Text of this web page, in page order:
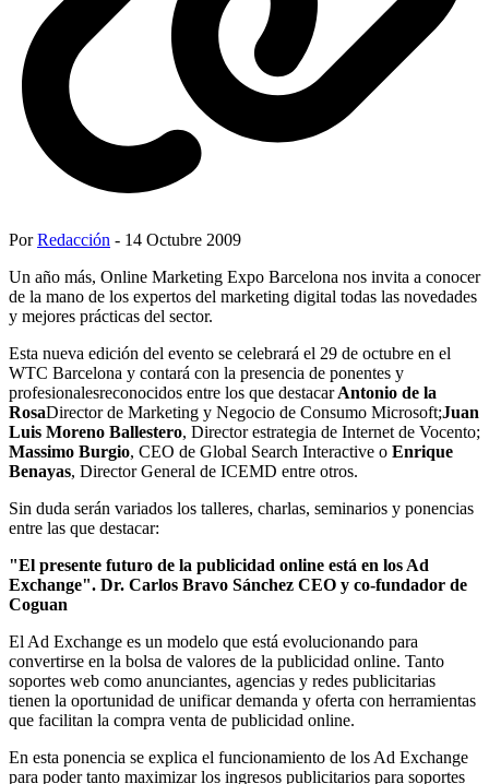
PorRedacción - 14 Octubre 2009
Un año más, Online Marketing Expo Barcelona nos invita a conocer
de la mano de los expertos del marketing digital todas las novedades
y mejores prácticas del sector.
Esta nueva edición del evento se celebrará el 29 de octubre en el
WTC Barcelona y contará con la presencia de ponentes y
profesionalesreconocidos entre los que destacarAntonio de la
RosaDirector de Marketing y Negocio de Consumo Microsoft;Juan
Luis Moreno Ballestero, Director estrategia de Internet de Vocento;
Massimo Burgio, CEO de Global Search Interactive o Enrique
Benayas, Director General de ICEMD entre otros.
Sin duda serán variados los talleres, charlas, seminarios y ponencias
entre las que destacar:
"El presente futuro de la publicidad online está en los Ad
Exchange". Dr. Carlos Bravo Sánchez CEO y co-fundador de
Coguan
El Ad Exchange es un modelo que está evolucionando para
convertirse en la bolsa de valores de la publicidad online. Tanto
soportes web como anunciantes, agencias y redes publicitarias
tienen la oportunidad de unificar demanda y oferta con herramientas
que facilitan la compra venta de publicidad online.
En esta ponencia se explica el funcionamiento de los Ad Exchange
para poder tanto maximizar los ingresos publicitarios para soportes